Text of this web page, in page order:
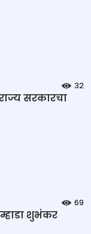
32
सरकारचा
69
शुभंकर